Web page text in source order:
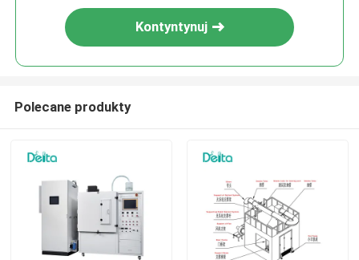
Kontyntynuj
Polecane produkty